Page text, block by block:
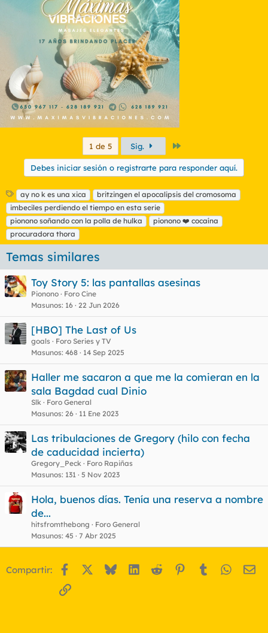
1 de 5 Sig.
Debes iniciar sesión o registrarte para responder aquí.
E
t
i
q
u
e
t
a
s
ay no k es una xica
britzingen el apocalipsis del cromosoma
imbeciles perdiendo el tiempo en esta serie
pionono soñando con la polla de hulka
pionono ❤️ cocaína
procuradora thora
Temas similares
Toy Story 5: las pantallas asesinas
Pionono
Foro Cine
Masunos 16 22 Jun 2026
[HBO] The Last of Us
goals
Foro Series y TV
Masunos 468 14 Sep 2025
Haller me sacaron a que me la comieran en la
sala Bagdad cual Dinio
Slk
Foro General
Masunos 26 11 Ene 2023
Las tribulaciones de Gregory (hilo con fecha
de caducidad incierta)
Gregory_Peck
Foro Rapiñas
Masunos 131 5 Nov 2023
Hola, buenos días. Tenía una reserva a nombre
de...
hitsfromthebong
Foro General
Masunos 45 7 Abr 2025
Compartir: Facebook BlueskyLinkedIn
Reddit Pinterest
Tumblr
Enlace